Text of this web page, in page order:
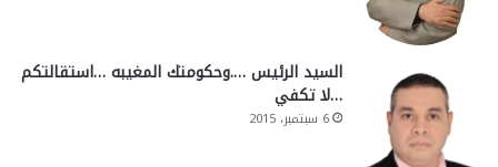
السيد الرئيس ….وحكومتك المغيبه …استقالتكم
…لا تكفي
6 سبتمبر، 2015